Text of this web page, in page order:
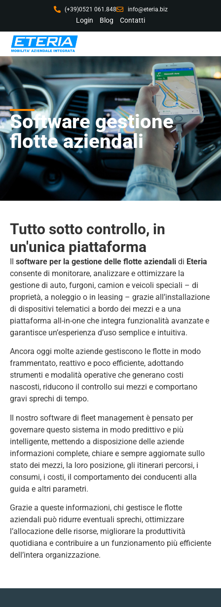
Login Blog Contatti
(+39)0521 061.848 info@eteria.biz
Software gestione
flotte aziendali
Tutto sotto controllo, in
un'unica piattaforma
Il software per la gestione delle flotte aziendali di Eteria
consente di monitorare, analizzare e ottimizzare la
gestione di auto, furgoni, camion e veicoli speciali – di
proprietà, a noleggio o in leasing – grazie all’installazione
di dispositivi telematici a bordo dei mezzi e a una
piattaforma all-in-one che integra funzionalità avanzate e
garantisce un’esperienza d’uso semplice e intuitiva.
Ancora oggi molte aziende gestiscono le flotte in modo
frammentato, reattivo e poco efficiente, adottando
strumenti e modalità operative che generano costi
nascosti, riducono il controllo sui mezzi e comportano
gravi sprechi di tempo.
Il nostro software di fleet management è pensato per
governare questo sistema in modo predittivo e più
intelligente, mettendo a disposizione delle aziende
informazioni complete, chiare e sempre aggiornate sullo
stato dei mezzi, la loro posizione, gli itinerari percorsi, i
consumi, i costi, il comportamento dei conducenti alla
guida e altri parametri.
Grazie a queste informazioni, chi gestisce le flotte
aziendali può ridurre eventuali sprechi, ottimizzare
l’allocazione delle risorse, migliorare la produttività
quotidiana e contribuire a un funzionamento più efficiente
dell’intera organizzazione.